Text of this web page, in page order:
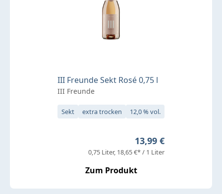
III Freunde Sekt Rosé 0,75 l
III Freunde
Sekt extra trocken 12,0 % vol.
Regulärer Preis:
13,99 €
0,75 Liter 18,65 €* / 1 Liter
Zum Produkt